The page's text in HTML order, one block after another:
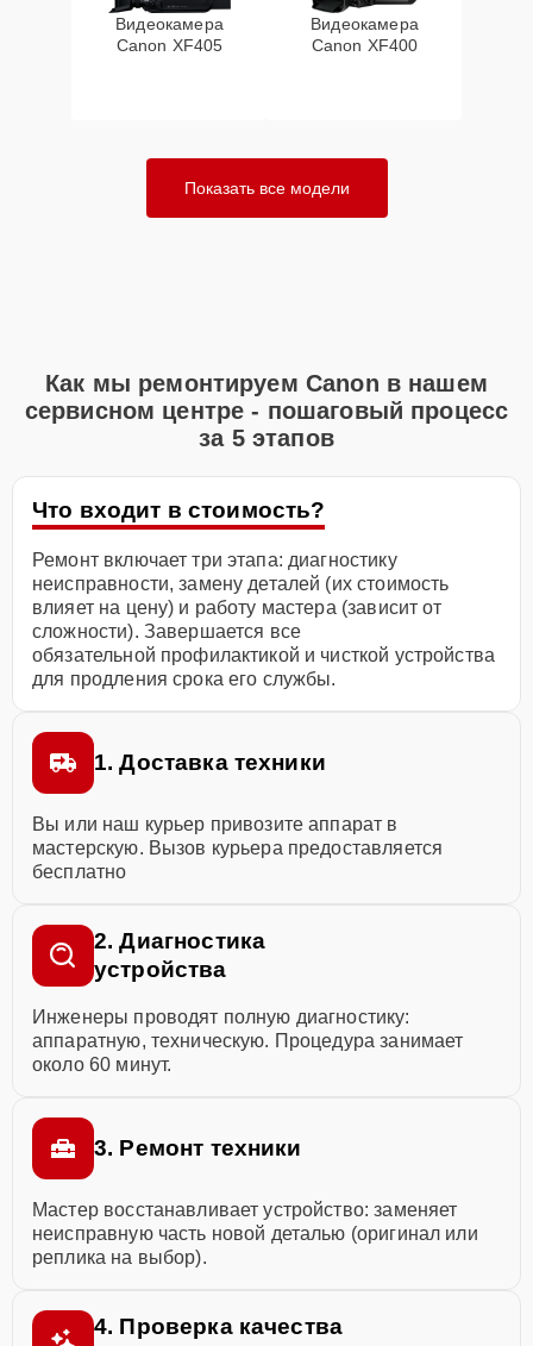
Видеокамера
Canon XF405
Видеокамера
Canon XF400
Показать все модели
Как мы ремонтируем Canon в нашем
сервисном центре - пошаговый процесс
за 5 этапов
Что входит в стоимость?
Ремонт включает три этапа: диагностику
неисправности, замену деталей (их стоимость
влияет на цену) и работу мастера (зависит от
сложности). Завершается все
обязательной профилактикой и чисткой устройства
для продления срока его службы.
1. Доставка техники
Вы или наш курьер привозите аппарат в
мастерскую. Вызов курьера предоставляется
бесплатно
2. Диагностика
устройства
Инженеры проводят полную диагностику:
аппаратную, техническую. Процедура занимает
около 60 минут.
3. Ремонт техники
Мастер восстанавливает устройство: заменяет
неисправную часть новой деталью (оригинал или
реплика на выбор).
4. Проверка качества